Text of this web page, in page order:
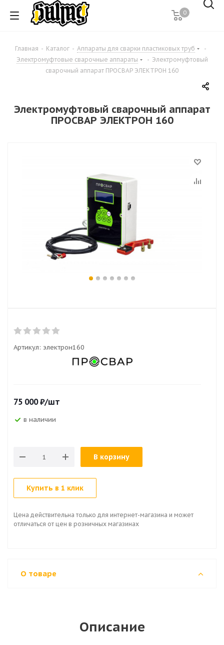
0
Главная - Каталог - Аппараты для сварки пластиковых труб
-
Электромуфтовые сварочные аппараты
- Электромуфтовый
сварочный аппарат ПРОСВАР ЭЛЕКТРОН 160
Электромуфтовый сварочный аппарат
ПРОСВАР ЭЛЕКТРОН 160
Артикул: электрон160
75 000₽/шт
в наличии
В корзину
Купить в 1 клик
Цена действительна только для интернет-магазина и может
отличаться от цен в розничных магазинах
О товаре
Описание